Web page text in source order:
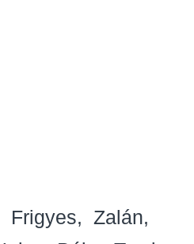
Frigyes
Zalán